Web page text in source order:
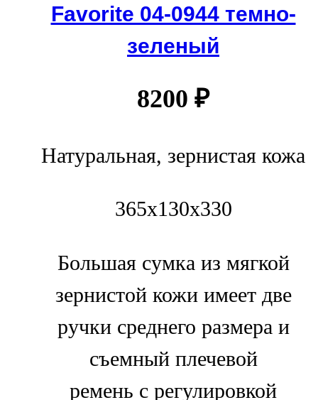
Favorite 04-0944 темно-
зеленый
8200 ₽
Натуральная, зернистая кожа
365х130х330
Большая сумка из мягкой
зернистой кожи имеет две
ручки среднего размера и
съемный плечевой
ремень с регулировкой